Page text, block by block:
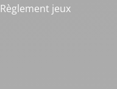
Règlement jeux